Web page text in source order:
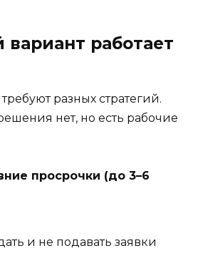
вариант работает
разных стратегий.
нет, но есть рабочие
просрочки (до 3–6
и не подавать заявки